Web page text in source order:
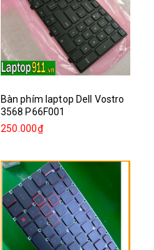
Bàn phím laptop Dell Vostro
3568 P66F001
250.000₫